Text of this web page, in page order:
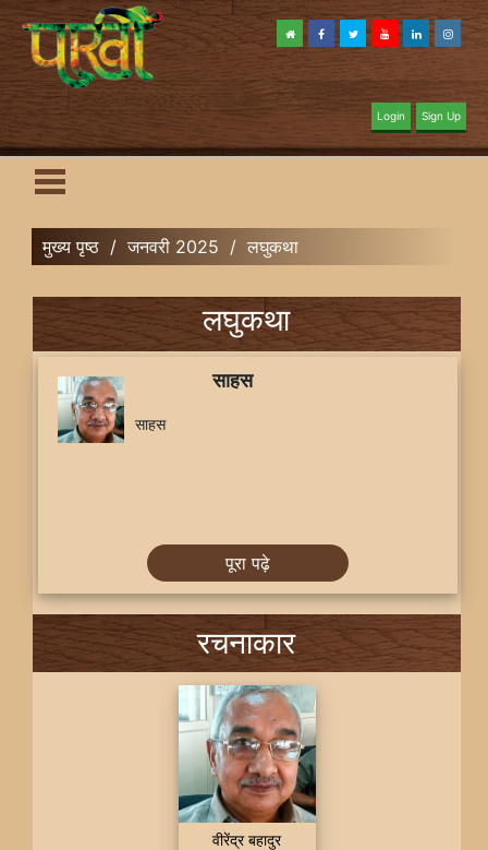
Login Sign Up
मुख्य पृष्ठ / जनवरी 2025 / लघुकथा
लघुकथा
साहस
साहस
पूरा पढ़े
रचनाकार
वीरेंद्र बहादुर